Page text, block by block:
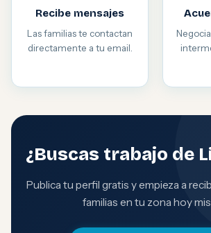
Recibe mensajes
Las familias te contactan
directamente a tu email.
¿Buscas trabajo de
Publica tu perfil gratis y empieza a
familias en tu zona hoy